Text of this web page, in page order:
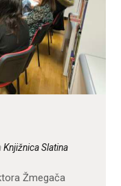
Knjižnica Slatina
Žmegača